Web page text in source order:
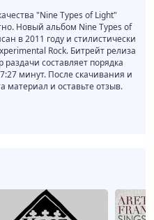
"Nine Types of Light"
Новый альбом Nine Types of
в 2011 году и стилистически
Rock. Битрейт релиза
раздачи составляет порядка
минут. После скачивания и
материал и оставьте отзыв.